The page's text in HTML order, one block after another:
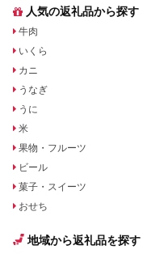
人気の返礼品から探す
牛肉
いくら
カニ
うなぎ
うに
米
果物・フルーツ
ビール
菓子・スイーツ
おせち
地域から返礼品を探す